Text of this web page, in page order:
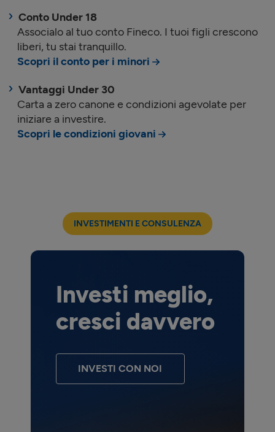
Conto Under 18
Associalo al tuo conto Fineco. I tuoi figli crescono
liberi, tu stai tranquillo.
Scopri il conto per i minori
Vantaggi Under 30
Carta a zero canone e condizioni agevolate per
iniziare a investire.
Scopri le condizioni giovani
INVESTIMENTI E CONSULENZA
Investi meglio,
cresci davvero
INVESTI CON NOI